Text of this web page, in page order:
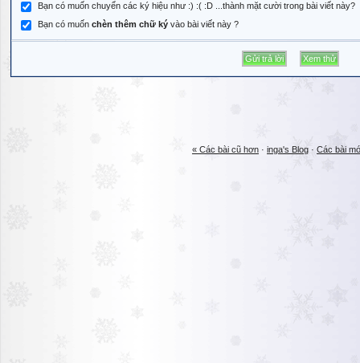
Bạn có muốn chuyển các ký hiệu như :) :( :D ...thành mặt cười trong bài viết này?
Bạn có muốn chèn thêm chữ ký vào bài viết này ?
« Các bài cũ hơn · inga's Blog · Các bài